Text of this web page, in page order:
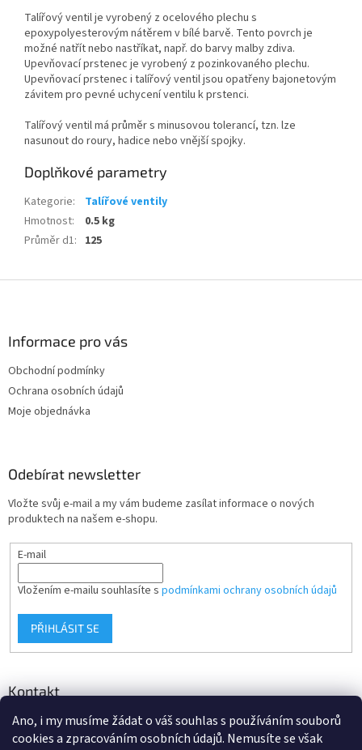
Ano, i my musíme žádat o váš souhlas s používáním souborů
cookies a zpracováním osobních údajů. Nemusíte se však
Talířový ventil je vyrobený z ocelového plechu s
epoxypolyesterovým nátěrem v bílé barvě. Tento povrch je
možné natřít nebo nastříkat, např. do barvy malby zdiva.
Upevňovací prstenec je vyrobený z pozinkovaného plechu.
Upevňovací prstenec i talířový ventil jsou opatřeny bajonetovým
závitem pro pevné uchycení ventilu k prstenci.
Talířový ventil má průměr s minusovou tolerancí, tzn. lze
nasunout do roury, hadice nebo vnější spojky.
Doplňkové parametry
Kategorie:
Talířové ventily
Hmotnost:
0.5 kg
Průměr d1: 125
Informace pro vás
Obchodní podmínky
Ochrana osobních údajů
Moje objednávka
Odebírat newsletter
Vložte svůj e-mail a my vám budeme zasílat informace o nových
produktech na našem e-shopu.
E-mail
Vložením e-mailu souhlasíte s podmínkami ochrany osobních údajů
PŘIHLÁSIT SE
Kontakt
info@d-klima.cz